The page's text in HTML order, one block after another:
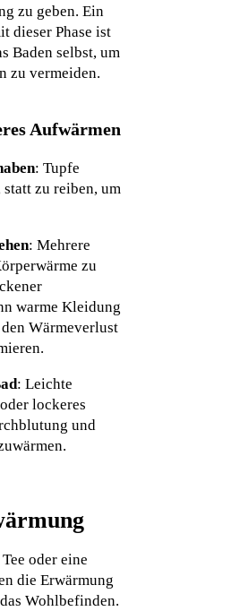
zu geben. Ein
dieser Phase ist
Baden selbst, um
zu vermeiden.
Aufwärmen
: Tupfe
zu reiben, um
: Mehrere
zu
warme Kleidung
Wärmeverlust
: Leichte
lockeres
und
oder eine
die Erwärmung
Wohlbefinden.